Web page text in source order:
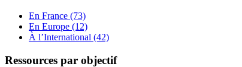
En France (73)
En Europe (12)
À l’International (42)
Ressources par objectif